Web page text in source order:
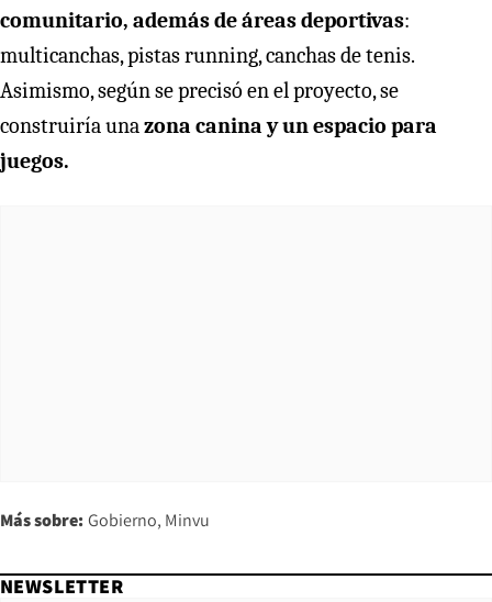
comunitario, además de áreas deportivas:
multicanchas, pistas running, canchas de tenis.
Asimismo, según se precisó en el proyecto, se
construiría unazona canina y un espacio para
juegos.
Más sobre: Gobierno Minvu
NEWSLETTER